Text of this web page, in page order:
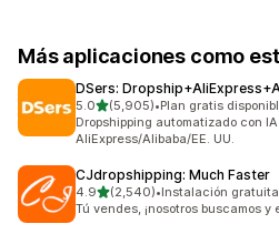
Más aplicaciones como
DSers:
5.0de 5 estrellas
(5,905)
5905 reseñas en total
•Plan gratis
Dropshipping automatizado con
AliExpress/Alibaba/EE. UU.
CJdropshipping: Much Faster
4.9de 5 estrellas
(2,540)
2540 reseñas en total
•Instalación gratuita
Tú vendes, ¡nosotros buscamos y